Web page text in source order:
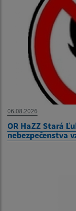
06.08.2026
OR HaZZ Stará
nebezpečenstva